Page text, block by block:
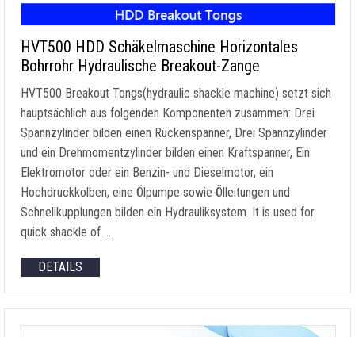
HVT500 HDD Schäkelmaschine Horizontales
Bohrrohr Hydraulische Breakout-Zange
HVT500 Breakout Tongs(hydraulic shackle machine) setzt sich
hauptsächlich aus folgenden Komponenten zusammen: Drei
Spannzylinder bilden einen Rückenspanner, Drei Spannzylinder
und ein Drehmomentzylinder bilden einen Kraftspanner, Ein
Elektromotor oder ein Benzin- und Dieselmotor, ein
Hochdruckkolben, eine Ölpumpe sowie Ölleitungen und
Schnellkupplungen bilden ein Hydrauliksystem. It is used for
quick shackle of …
DETAILS